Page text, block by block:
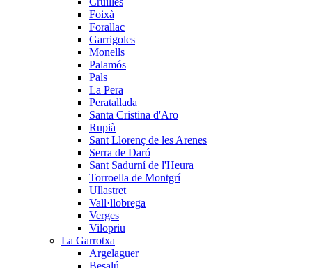
Foixà
Forallac
Garrigoles
Monells
Palamós
Pals
La Pera
Peratallada
Santa Cristina d'Aro
Rupià
Sant Llorenç de les Arenes
Serra de Daró
Sant Sadurní de l'Heura
Torroella de Montgrí
Ullastret
Vall·llobrega
Verges
Vilopriu
La Garrotxa
Argelaguer
Besalú